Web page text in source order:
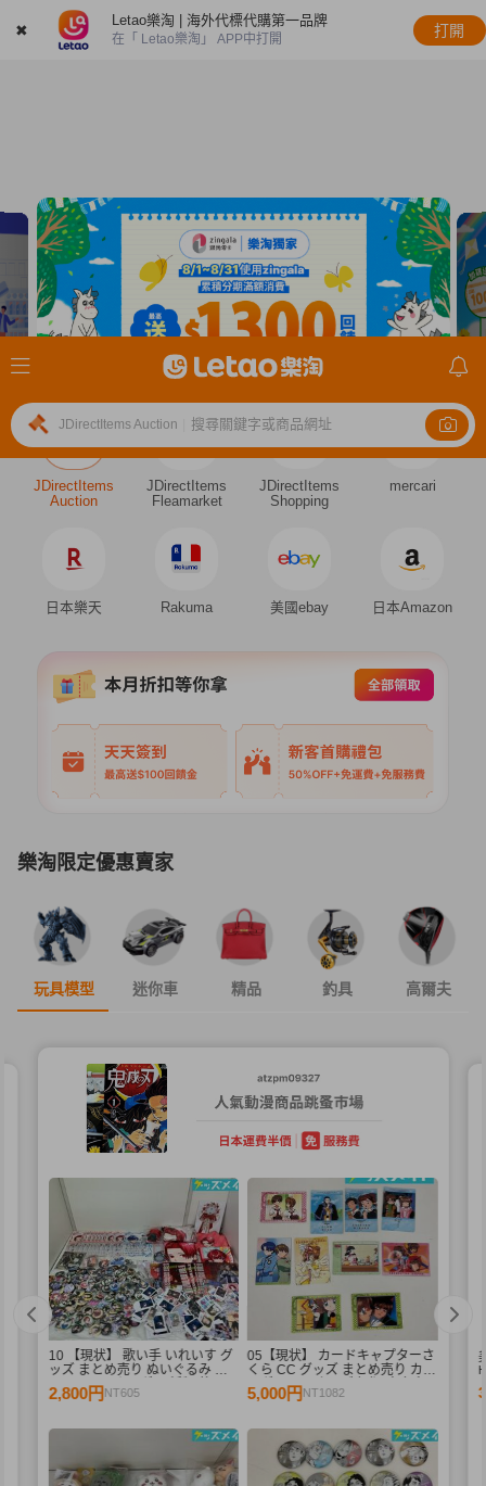
✖
Letao樂淘 | 海外代標代購第一品牌
在「 Letao樂淘」 APP中打開
打開
JDirectItems Auction 搜尋關鍵字或商品網址
JDirectItems
Auction
JDirectItems
Fleamarket
JDirectItems
Shopping
mercari
日本樂天 Rakuma 美國ebay 日本Amazon
樂淘限定優惠賣家
玩具模型 迷你車 精品 釣具 高爾夫
10 【現状】 歌い手 いれいす グ
ッズ まとめ売り ぬいぐるみ バ
ッジ・キーホルダー 紙類 他
2,800円 NT605
05【現状】 カードキャプターさ
くら CC グッズ まとめ売り カー
ドダス マスターズ 初版 木之本
桜 少狼 他
5,000円 NT1082